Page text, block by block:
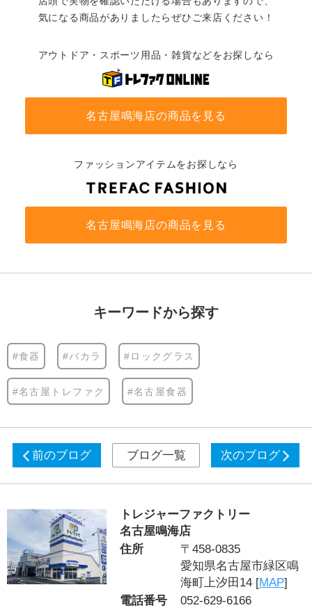
気になる商品がありましたらぜひご来店ください！
アウトドア・スポーツ用品・雑貨などをお探しなら
名古屋鳴海店の商品を見る
ファッションアイテムをお探しなら
名古屋鳴海店の商品を見る
キーワードから探す
#食器 #バカラ #ロックグラス
#名古屋トレファク #名古屋食器
前のブログ ブログ一覧 次のブログ
トレジャーファクトリー
名古屋鳴海店
住所
〒458-0835
愛知県名古屋市緑区鳴
海町上汐田14 [MAP]
電話番号
052-629-6166